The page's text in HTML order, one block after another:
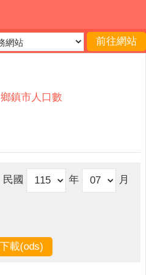
鄉鎮市人口數
民國 年 月